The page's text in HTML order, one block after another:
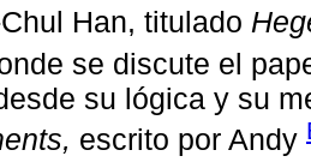
Han, titulado
se discute el
su lógica y su
escrito por Andy